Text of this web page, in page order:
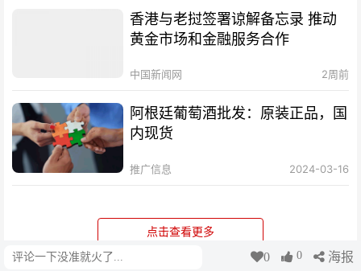
评论 0 0 海报
香港与老挝签署谅解备忘录 推动
黄金市场和金融服务合作
中国新闻网 2周前
阿根廷葡萄酒批发：原装正品，国
内现货
推广信息 2024-03-16
点击查看更多